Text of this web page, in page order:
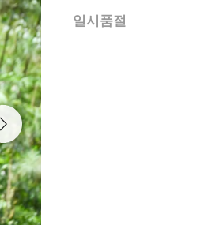
일시품절